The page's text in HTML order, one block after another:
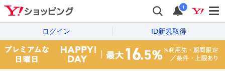
i
ログイン ID新規取得